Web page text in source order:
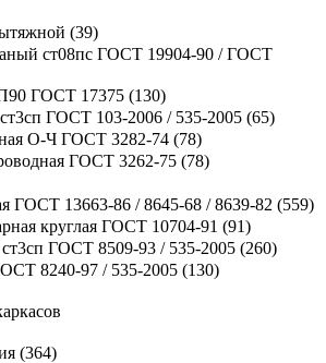
(39)
ст08пс ГОСТ 19904-90 / ГОСТ
ГОСТ 17375 (130)
ГОСТ 103-2006 / 535-2005 (65)
О-Ч ГОСТ 3282-74 (78)
ГОСТ 3262-75 (78)
ГОСТ 13663-86 / 8645-68 / 8639-82 (559)
круглая ГОСТ 10704-91 (91)
ст3сп ГОСТ 8509-93 / 535-2005 (260)
8240-97 / 535-2005 (130)
(364)